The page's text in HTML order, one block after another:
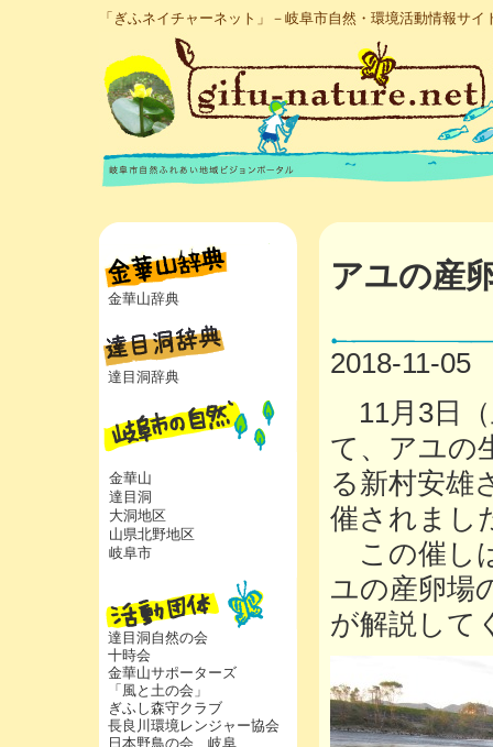
「ぎふネイチャーネット」－岐阜市自然・環境活動情報サイ
金華山辞典
達目洞辞典
金華山
達目洞
大洞地区
山県北野地区
岐阜市
達目洞自然の会
十時会
金華山サポーターズ
「風と土の会」
ぎふし森守クラブ
長良川環境レンジャー協会
日本野鳥の会 岐阜
アユの産
2018-11-05
11月3日（
て、アユの
る新村安雄
催されまし
この催し
ユの産卵場
が解説して